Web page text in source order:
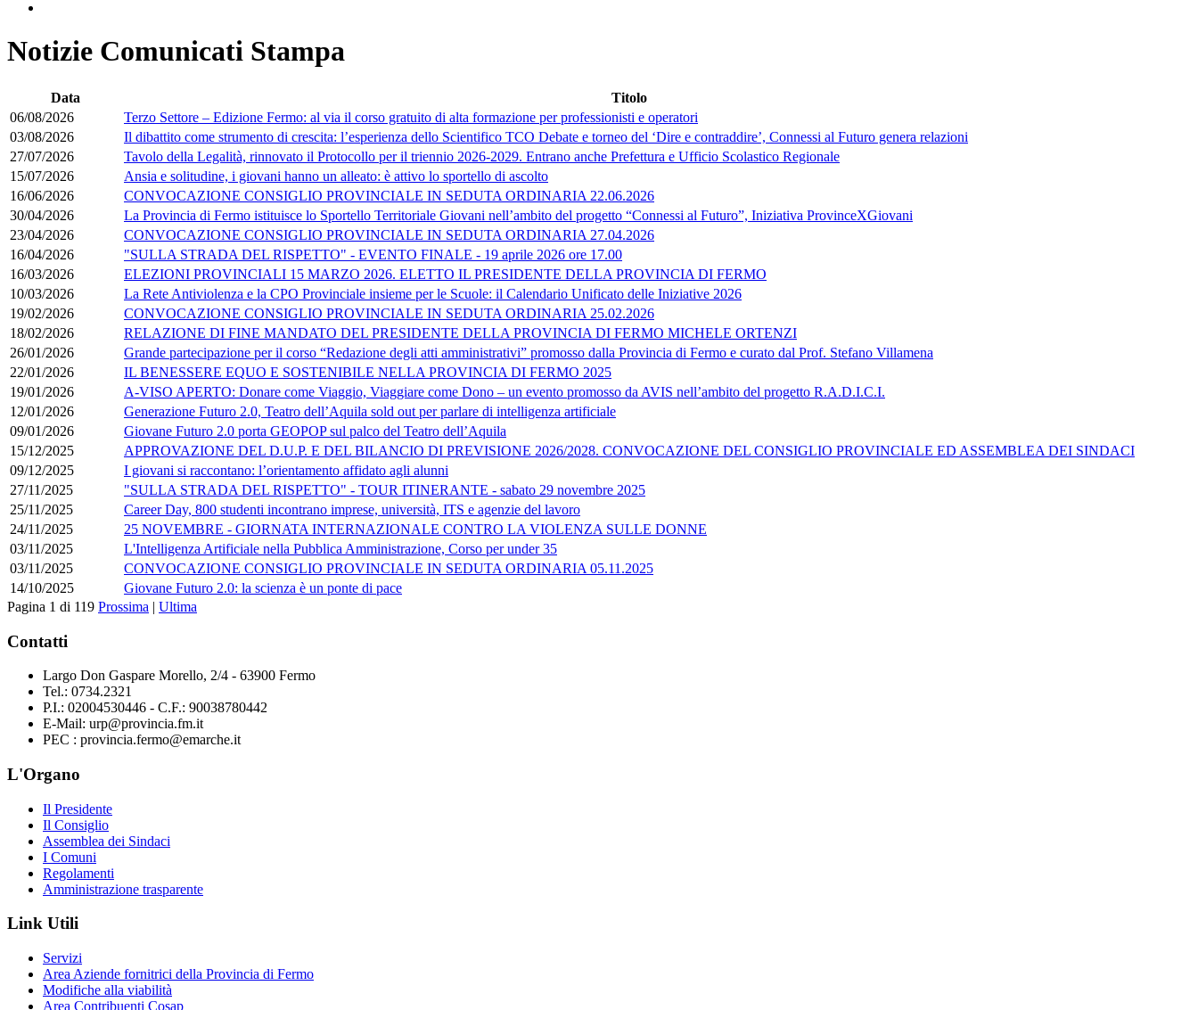
Notizie Comunicati Stampa
Data
Titolo
06/08/2026
Terzo Settore – Edizione Fermo: al via il corso gratuito di alta formazione per professionisti e operatori
03/08/2026
Il dibattito come strumento di crescita: l’esperienza dello Scientifico TCO Debate e torneo del ‘Dire e contraddire’, Connessi al Futuro genera relazioni
27/07/2026
Tavolo della Legalità, rinnovato il Protocollo per il triennio 2026-2029. Entrano anche Prefettura e Ufficio Scolastico Regionale
15/07/2026
Ansia e solitudine, i giovani hanno un alleato: è attivo lo sportello di ascolto
16/06/2026
CONVOCAZIONE CONSIGLIO PROVINCIALE IN SEDUTA ORDINARIA 22.06.2026
30/04/2026
La Provincia di Fermo istituisce lo Sportello Territoriale Giovani nell’ambito del progetto “Connessi al Futuro”, Iniziativa ProvinceXGiovani
23/04/2026
CONVOCAZIONE CONSIGLIO PROVINCIALE IN SEDUTA ORDINARIA 27.04.2026
16/04/2026
"SULLA STRADA DEL RISPETTO" - EVENTO FINALE - 19 aprile 2026 ore 17.00
16/03/2026
ELEZIONI PROVINCIALI 15 MARZO 2026. ELETTO IL PRESIDENTE DELLA PROVINCIA DI FERMO
10/03/2026
La Rete Antiviolenza e la CPO Provinciale insieme per le Scuole: il Calendario Unificato delle Iniziative 2026
19/02/2026
CONVOCAZIONE CONSIGLIO PROVINCIALE IN SEDUTA ORDINARIA 25.02.2026
18/02/2026
RELAZIONE DI FINE MANDATO DEL PRESIDENTE DELLA PROVINCIA DI FERMO MICHELE ORTENZI
26/01/2026
Grande partecipazione per il corso “Redazione degli atti amministrativi” promosso dalla Provincia di Fermo e curato dal Prof. Stefano Villamena
22/01/2026
IL BENESSERE EQUO E SOSTENIBILE NELLA PROVINCIA DI FERMO 2025
19/01/2026
A-VISO APERTO: Donare come Viaggio, Viaggiare come Dono – un evento promosso da AVIS nell’ambito del progetto R.A.D.I.C.I.
12/01/2026
Generazione Futuro 2.0, Teatro dell’Aquila sold out per parlare di intelligenza artificiale
09/01/2026
Giovane Futuro 2.0 porta GEOPOP sul palco del Teatro dell’Aquila
15/12/2025
APPROVAZIONE DEL D.U.P. E DEL BILANCIO DI PREVISIONE 2026/2028. CONVOCAZIONE DEL CONSIGLIO PROVINCIALE ED ASSEMBLEA DEI SINDACI
09/12/2025
I giovani si raccontano: l’orientamento affidato agli alunni
27/11/2025
"SULLA STRADA DEL RISPETTO" - TOUR ITINERANTE - sabato 29 novembre 2025
25/11/2025
Career Day, 800 studenti incontrano imprese, università, ITS e agenzie del lavoro
24/11/2025
25 NOVEMBRE - GIORNATA INTERNAZIONALE CONTRO LA VIOLENZA SULLE DONNE
03/11/2025
L'Intelligenza Artificiale nella Pubblica Amministrazione, Corso per under 35
03/11/2025
CONVOCAZIONE CONSIGLIO PROVINCIALE IN SEDUTA ORDINARIA 05.11.2025
14/10/2025
Giovane Futuro 2.0: la scienza è un ponte di pace
Pagina 1 di 119 Prossima | Ultima
Contatti
Largo Don Gaspare Morello, 2/4 - 63900 Fermo
Tel.: 0734.2321
P.I.: 02004530446 - C.F.: 90038780442
E-Mail: urp@provincia.fm.it
PEC : provincia.fermo@emarche.it
L'Organo
Il Presidente
Il Consiglio
Assemblea dei Sindaci
I Comuni
Regolamenti
Amministrazione trasparente
Link Utili
Servizi
Area Aziende fornitrici della Provincia di Fermo
Modifiche alla viabilità
Area Contribuenti Cosap